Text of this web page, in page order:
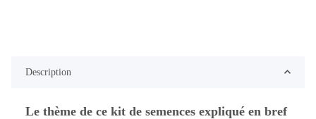
Description
Le thème de ce kit de semences expliqué en bref